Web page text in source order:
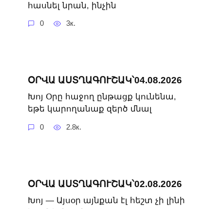
հասնել նրան, ինչին
0 3к.
ՕՐՎԱ ԱՍՏՂԱԳՈՒՇԱԿ՝04.08.2026
Խոյ Օրը հաջող ընթացք կունենա,
եթե կարողանաք զերծ մնալ
0 2.8к.
ՕՐՎԱ ԱՍՏՂԱԳՈՒՇԱԿ՝02.08.2026
Խոյ — Այսօր այնքան էլ հեշտ չի լինի